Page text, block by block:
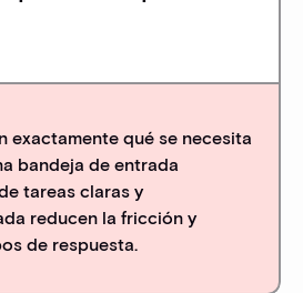
exactamente qué se necesita
bandeja de entrada
tareas claras y
reducen la fricción y
de respuesta.